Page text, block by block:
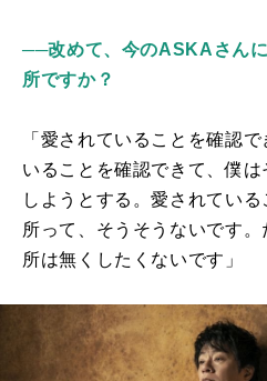
──改めて、今のASKAさん
所ですか？
「愛されていることを確認
いることを確認できて、僕
しようとする。愛されてい
所って、そうそうないです
所は無くしたくないです」